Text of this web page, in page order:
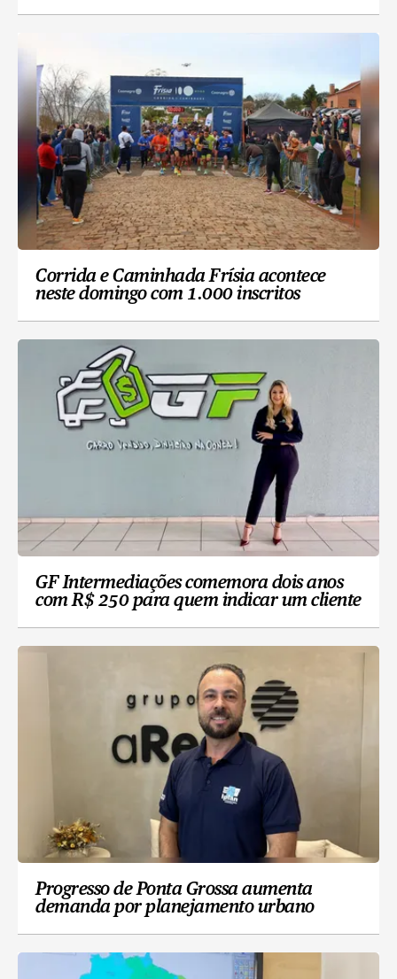
Corrida e Caminhada Frísia acontece
neste domingo com 1.000 inscritos
GF Intermediações comemora dois anos
com R$ 250 para quem indicar um cliente
Progresso de Ponta Grossa aumenta
demanda por planejamento urbano